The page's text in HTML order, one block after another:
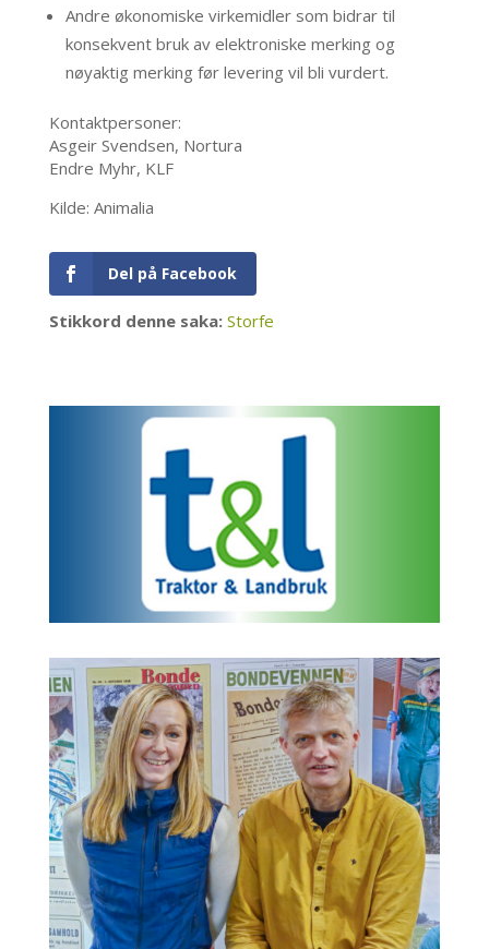
Andre økonomiske virkemidler som bidrar til
konsekvent bruk av elektroniske merking og
nøyaktig merking før levering vil bli vurdert.
Kontaktpersoner:
Asgeir Svendsen, Nortura
Endre Myhr, KLF
Kilde: Animalia
Del på Facebook
Stikkord denne saka: Storfe